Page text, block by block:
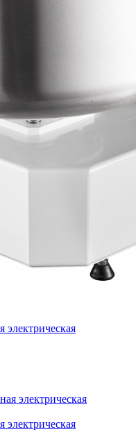
электрическая
электрическая